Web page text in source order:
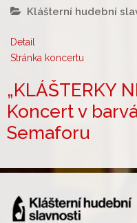
Klášterní hudební
Detail
Stránka koncertu
„KLÁŠTERKY
Koncert v
Semaforu